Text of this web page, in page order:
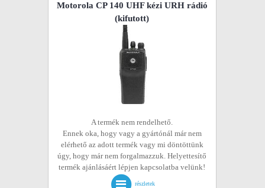
Motorola CP 140 UHF kézi URH rádió
(kifutott)
A termék nem rendelhető.
Ennek oka, hogy vagy a gyártónál már nem
elérhető az adott termék vagy mi döntöttünk
úgy, hogy már nem forgalmazzuk. Helyettesítő
termék ajánlásáért lépjen kapcsolatba velünk!
részletek